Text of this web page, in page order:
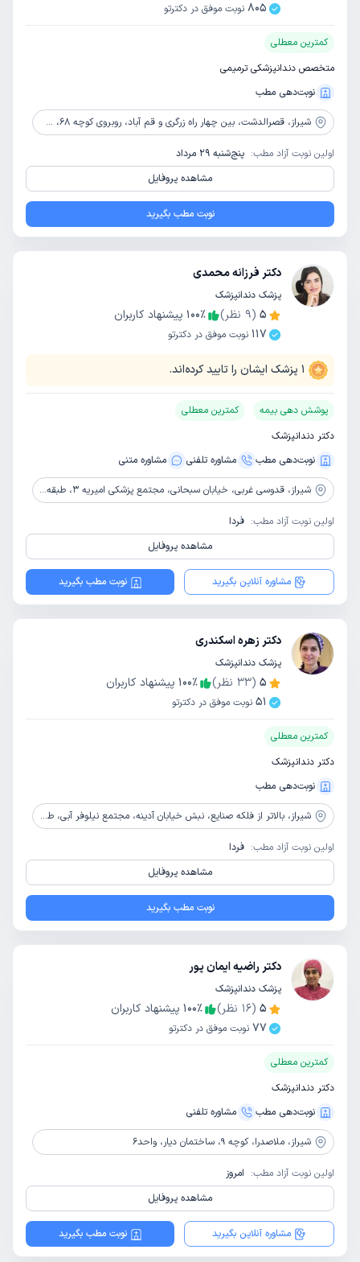
805 نوبت موفق در دکترتو
کمترین معطلی
متخصص دندانپزشکی ترمیمی
نوبت‌دهی مطب
شیراز، قصرالدشت، بین چهار راه زرگری و قم آباد، روبروی کوچه 68، ساختمان پزشکی فراز، طبقه دوم، واحد 10
اولین نوبت آزاد مطب: پنج‌شنبه 29 مرداد
مشاهده پروفایل
نوبت مطب بگیرید
دکتر فرزانه محمدی
پزشک دندانپزشک
5
(
9 نظر) 100٪
پیشنهاد کاربران
117 نوبت موفق در دکترتو
1 پزشک ایشان را تایید کرده‌اند.
پوشش دهی بیمه
کمترین معطلی
دکتر دندانپزشک
نوبت‌دهی مطب
مشاوره‌ تلفنی مشاوره‌ متنی
شیراز، قدوسی غربی، خیابان سبحانی، مجتمع پزشکی امیریه 3، طبقه اول، واحد 106
اولین نوبت آزاد مطب: فردا
مشاهده پروفایل
مشاوره آنلاین بگیرید نوبت مطب بگیرید
دکتر زهره اسکندری
پزشک دندانپزشک
5
(
33 نظر) 100٪
پیشنهاد کاربران
51 نوبت موفق در دکترتو
کمترین معطلی
دکتر دندانپزشک
نوبت‌دهی مطب
شیراز، بالاتر از فلکه صنایع، نبش خیابان آدینه، مجتمع نیلوفر آبی، طبقه 5، واحد 19
اولین نوبت آزاد مطب: فردا
مشاهده پروفایل
نوبت مطب بگیرید
دکتر راضیه ایمان پور
پزشک دندانپزشک
5
(
16 نظر) 100٪
پیشنهاد کاربران
77 نوبت موفق در دکترتو
کمترین معطلی
دکتر دندانپزشک
نوبت‌دهی مطب
مشاوره‌ تلفنی
شیراز، ملاصدرا، کوچه 9، ساختمان دیار، واحد6
اولین نوبت آزاد مطب: امروز
مشاهده پروفایل
مشاوره آنلاین بگیرید نوبت مطب بگیرید